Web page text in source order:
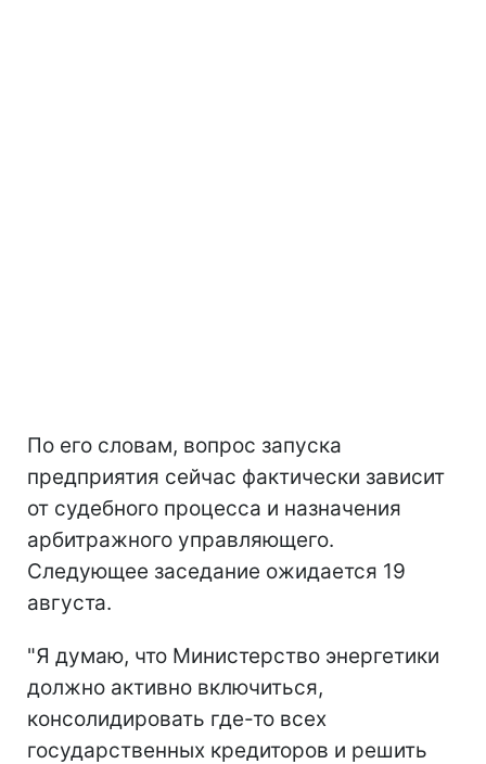
По его словам, вопрос запуска
предприятия сейчас фактически зависит
от судебного процесса и назначения
арбитражного управляющего.
Следующее заседание ожидается 19
августа.
"Я думаю, что Министерство энергетики
должно активно включиться,
консолидировать где-то всех
государственных кредиторов и решить